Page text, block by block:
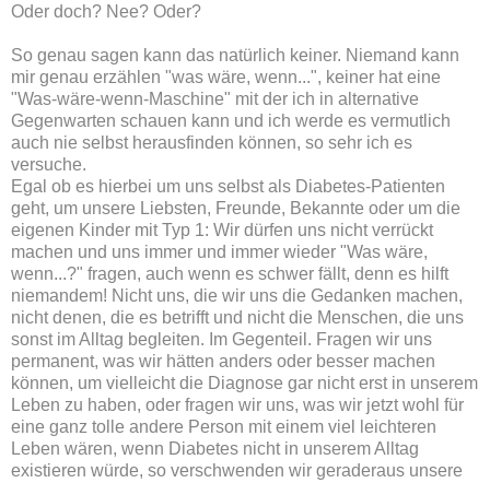
Oder doch? Nee? Oder?
So genau sagen kann das natürlich keiner. Niemand kann
mir genau erzählen "was wäre, wenn...", keiner hat eine
"Was-wäre-wenn-Maschine" mit der ich in alternative
Gegenwarten schauen kann und ich werde es vermutlich
auch nie selbst herausfinden können, so sehr ich es
versuche.
Egal ob es hierbei um uns selbst als Diabetes-Patienten
geht, um unsere Liebsten, Freunde, Bekannte oder um die
eigenen Kinder mit Typ 1: Wir dürfen uns nicht verrückt
machen und uns immer und immer wieder "Was wäre,
wenn...?" fragen, auch wenn es schwer fällt, denn es hilft
niemandem! Nicht uns, die wir uns die Gedanken machen,
nicht denen, die es betrifft und nicht die Menschen, die uns
sonst im Alltag begleiten. Im Gegenteil. Fragen wir uns
permanent, was wir hätten anders oder besser machen
können, um vielleicht die Diagnose gar nicht erst in unserem
Leben zu haben, oder fragen wir uns, was wir jetzt wohl für
eine ganz tolle andere Person mit einem viel leichteren
Leben wären, wenn Diabetes nicht in unserem Alltag
existieren würde, so verschwenden wir geraderaus unsere